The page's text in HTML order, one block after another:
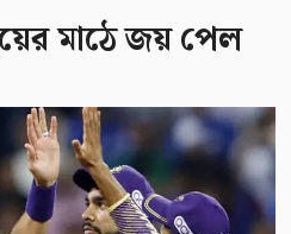
মাঠে জয় পেল